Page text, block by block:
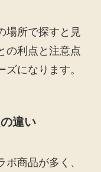
場所で探すと見
の利点と注意点
になります。
違い
商品が多く、